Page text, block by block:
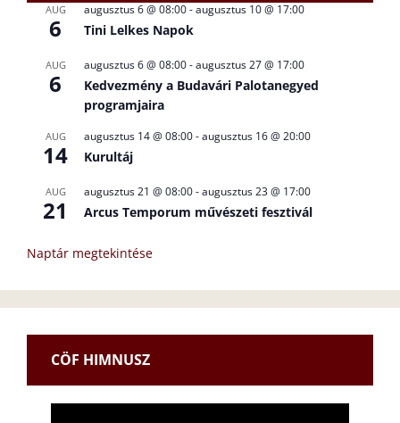
AUG
6
augusztus 6 @ 08:00-augusztus 10 @ 17:00
Tini Lelkes Napok
AUG
6
augusztus 6 @ 08:00-augusztus 27 @ 17:00
Kedvezmény a Budavári Palotanegyed
programjaira
AUG
14
augusztus 14 @ 08:00-augusztus 16 @ 20:00
Kurultáj
AUG
21
augusztus 21 @ 08:00-augusztus 23 @ 17:00
Arcus Temporum művészeti fesztivál
Naptár megtekintése
CÖF HIMNUSZ